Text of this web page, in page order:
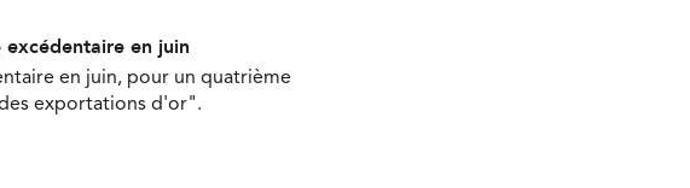
en juin
en juin, pour un quatrième
exportations d'or".